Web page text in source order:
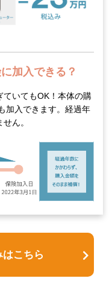
加入できる？
ていてもOK！本体の購
加入できます。経過年
ん。
こちら